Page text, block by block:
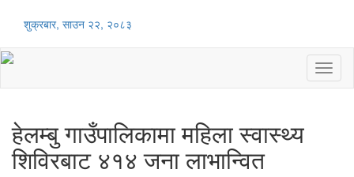
शुक्रबार, साउन २२, २०८३
हेलम्बु गाउँपालिकामा महिला स्वास्थ्य
शिविरबाट ४१४ जना लाभान्वित